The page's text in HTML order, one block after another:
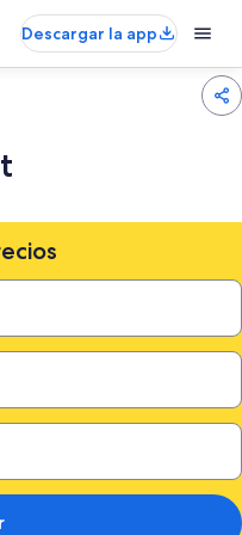
Descargar la app